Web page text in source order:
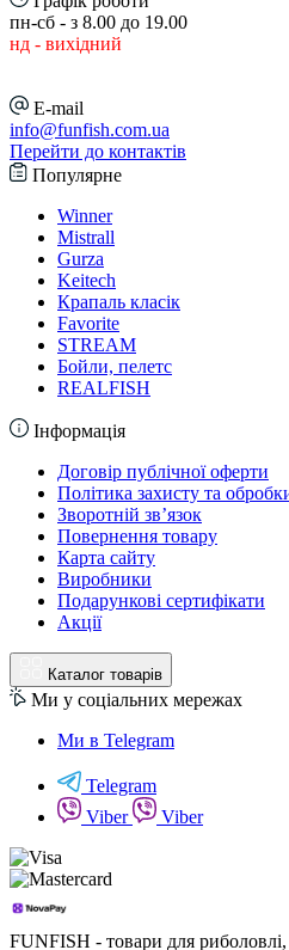
пн-сб - з 8.00 до 19.00
нд - вихідний
E-mail
info@funfish.com.ua
Перейти до контактів
Популярне
Winner
Mistrall
Gurza
Keitech
Крапаль класік
Favorite
STREAM
Бойли, пелетс
REALFISH
Інформація
Договір публічної оферти
Політика захисту та
Зворотній зв’язок
Повернення товару
Карта сайту
Виробники
Подарункові сертифікати
Акції
Каталог товарів
Ми у соціальних мережах
Ми в Telegram
Telegram
Viber
Viber
FUNFISH - товари для